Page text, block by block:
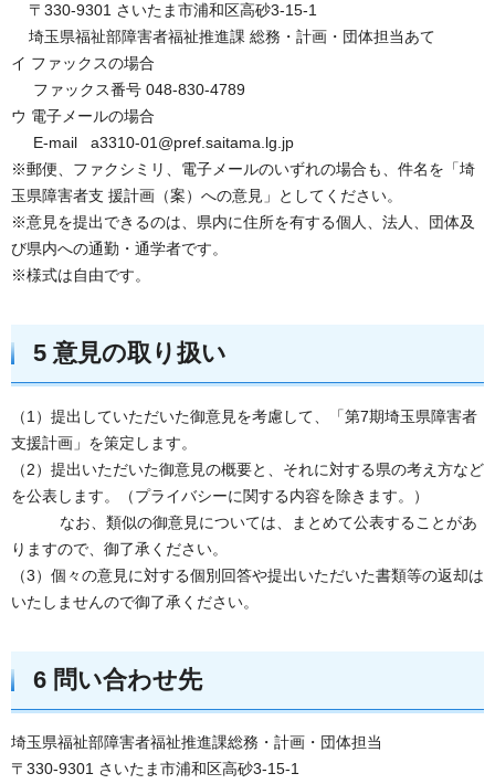
〒330-9301 さいたま市浦和区高砂3-15-1
埼玉県福祉部障害者福祉推進課 総務・計画・団体担当あて
イ ファックスの場合
ファックス番号 048-830-4789
ウ 電子メールの場合
E-mail a3310-01@pref.saitama.lg.jp
※郵便、ファクシミリ、電子メールのいずれの場合も、件名を「埼
玉県障害者支 援計画（案）への意見」としてください。
※意見を提出できるのは、県内に住所を有する個人、法人、団体及
び県内への通勤・通学者です。
※様式は自由です。
5 意見の取り扱い
（1）提出していただいた御意見を考慮して、「第7期埼玉県障害者
支援計画」を策定します。
（2）提出いただいた御意見の概要と、それに対する県の考え方など
を公表します。（プライバシーに関する内容を除きます。）
なお、類似の御意見については、まとめて公表することがあ
りますので、御了承ください。
（3）個々の意見に対する個別回答や提出いただいた書類等の返却は
いたしませんので御了承ください。
6 問い合わせ先
埼玉県福祉部障害者福祉推進課総務・計画・団体担当
〒330-9301 さいたま市浦和区高砂3-15-1